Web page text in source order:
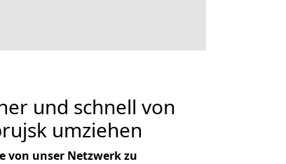
und schnell von
umziehen
von unser Netzwerk zu